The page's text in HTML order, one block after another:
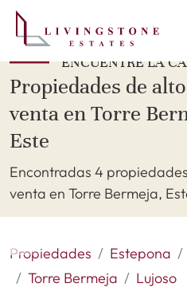
ENCUENTRE LA
Propiedades de
venta en Torre
Este
Encontradas 4
venta en Torre Bermeja,
Propiedades Estepona
Torre Bermeja
Lujoso